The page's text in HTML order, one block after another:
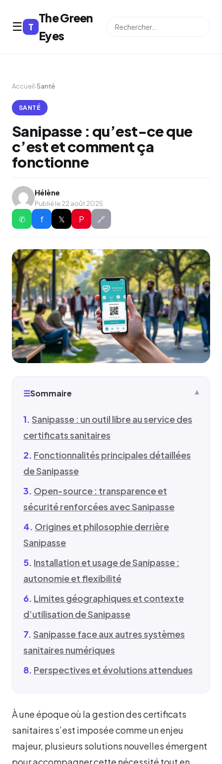
☰ T
The Green
Eyes
Accueil›Santé
SANTÉ
Sanipasse : qu’est-ce que
c’est et comment ça
fonctionne
Hélène
Publié le 22 août 2025
✆ f 𝕏 P 🔗
☰Sommaire
Sanipasse : un outil libre au service des
certificats sanitaires
Fonctionnalités principales détaillées
de Sanipasse
Open-source : transparence et
sécurité renforcées avec Sanipasse
Origines et philosophie derrière
Sanipasse
Installation et usage de Sanipasse :
autonomie et flexibilité
Limites géographiques et contexte
d’utilisation de Sanipasse
Sanipasse face aux autres systèmes
sanitaires numériques
Perspectives et évolutions attendues
À une époque où la gestion des certificats
sanitaires s’est imposée comme un enjeu
majeur, plusieurs solutions nouvelles émergent
pour accompagner cette nécessité tout en